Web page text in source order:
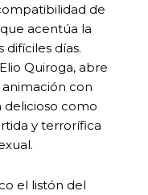
de
acentúa la
días.
Quiroga, abre
con
delicioso como
y terrorífica
el listón del